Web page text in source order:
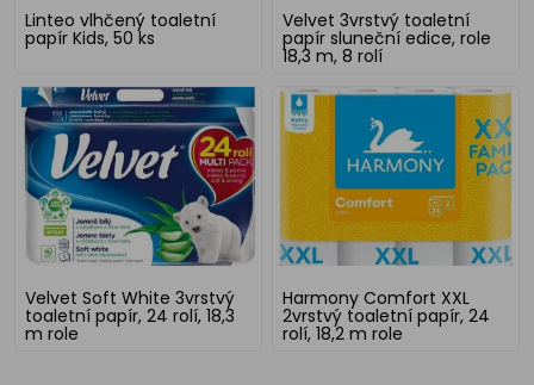
Linteo vlhčený toaletní
papír Kids, 50 ks
Velvet 3vrstvý toaletní
papír sluneční edice, role
18,3 m, 8 rolí
Velvet Soft White 3vrstvý
toaletní papír, 24 rolí, 18,3
m role
Harmony Comfort XXL
2vrstvý toaletní papír, 24
rolí, 18,2 m role